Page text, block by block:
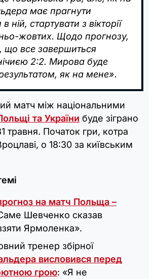
має прагнути
ній, стартувати з вікторії
жовтих. Щодо прогнозу,
що все завершиться
2:2. Мирова буде
як на мене».
матч між національними
та України буде зіграно
травня. Початок гри, котра
о 18:30 за київським
на матч Польща –
Шевченко сказав
Ярмоленка».
тренер збірної
висловився перед
грою: «Я не